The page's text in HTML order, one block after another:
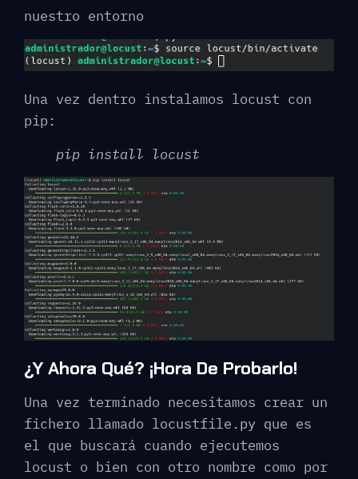
nuestro entorno
Una vez dentro instalamos locust con
pip:
pip install locust
¿Y Ahora Qué? ¡Hora De Probarlo!
Una vez terminado necesitamos crear un
fichero llamado locustfile.py que es
el que buscará cuando ejecutemos
locust o bien con otro nombre como por